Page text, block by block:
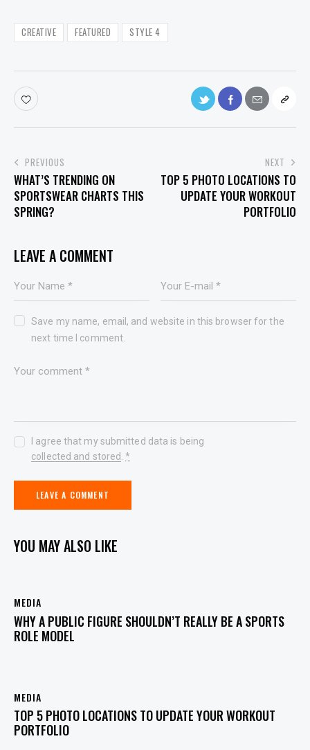
CREATIVE FEATURED STYLE 4
POST
NAVIGATION
PREVIOUS
WHAT’S TRENDING ON
SPORTSWEAR CHARTS THIS
SPRING?
NEXT
TOP 5 PHOTO LOCATIONS TO
UPDATE YOUR WORKOUT
PORTFOLIO
LEAVE A COMMENT
Save my name, email, and website in this browser for the
next time I comment.
I agree that my submitted data is being
collected and stored.*
YOU MAY ALSO LIKE
MEDIA
WHY A PUBLIC FIGURE SHOULDN’T REALLY BE A SPORTS
ROLE MODEL
MEDIA
TOP 5 PHOTO LOCATIONS TO UPDATE YOUR WORKOUT
PORTFOLIO